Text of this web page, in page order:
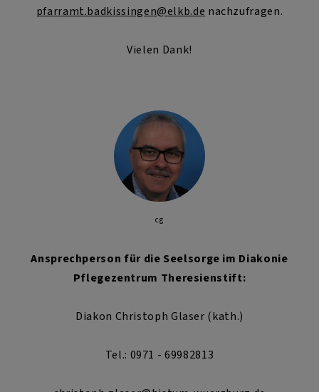
pfarramt.badkissingen@elkb.de nachzufragen.
Vielen Dank!
cg
Ansprechperson für die Seelsorge im Diakonie
Pflegezentrum Theresienstift:
Diakon Christoph Glaser (kath.)
Tel.: 0971 - 69982813